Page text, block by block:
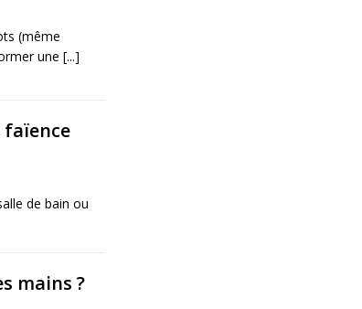
(même
une [...]
de bain ou
mains ?